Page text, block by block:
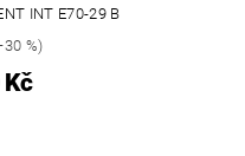
INT E70-29 B
%)
Kč